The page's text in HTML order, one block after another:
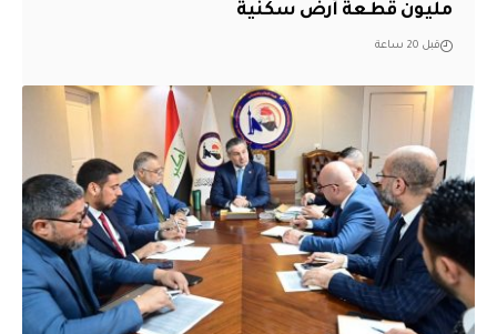
مليون قطعة أرض سكنية
قبل 20 ساعة